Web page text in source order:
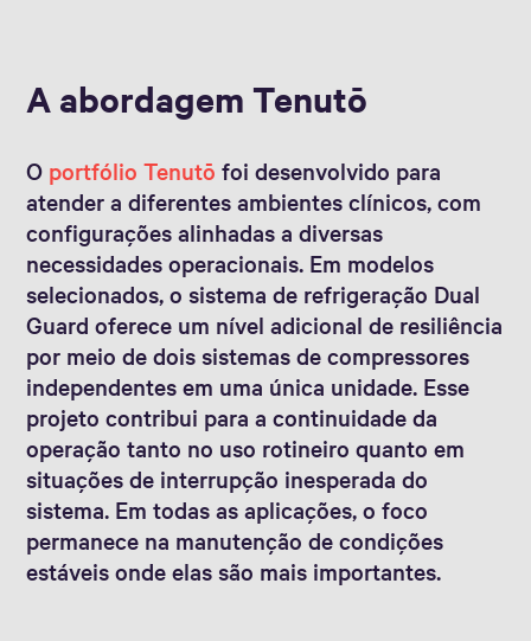
A abordagem Tenutō
O portfólio Tenutō foi desenvolvido para
atender a diferentes ambientes clínicos, com
configurações alinhadas a diversas
necessidades operacionais. Em modelos
selecionados, o sistema de refrigeração Dual
Guard oferece um nível adicional de resiliência
por meio de dois sistemas de compressores
independentes em uma única unidade. Esse
projeto contribui para a continuidade da
operação tanto no uso rotineiro quanto em
situações de interrupção inesperada do
sistema. Em todas as aplicações, o foco
permanece na manutenção de condições
estáveis onde elas são mais importantes.